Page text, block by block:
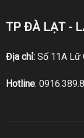
TP ĐÀ LẠT -
Địa chỉ:Số 11A Lữ
Hotline: